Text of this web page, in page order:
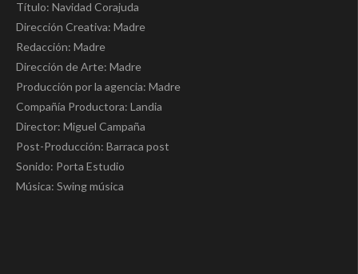
Título: Navidad Corajuda
Dirección Creativa: Madre
Redacción: Madre
Dirección de Arte: Madre
Producción por la agencia: Madre
Compañía Productora: Landia
Director: Miguel Campaña
Post-Producción: Barraca post
Sonido: Porta Estudio
Música: Swing música